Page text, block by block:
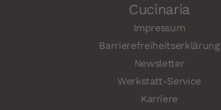
Cucinaria
Impressum
Barrierefreiheitserklärung
Newsletter
Werkstatt-Service
Karriere